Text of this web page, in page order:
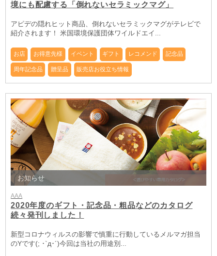
境にも配慮する「倒れないセラミックマグ」
アピデの隠れヒット商品、倒れないセラミックマグがテレビで
紹介されます！ 米国環境保護団体ワイルドエイ...
お店 お得意先様 イベント ギフト レコメンド 記念品
周年記念品 贈呈品 販売店お役立ち情報
お知らせ
AAA
2020年度のギフト・記念品・粗品などのカタログ
続々発刊しました！
新型コロナウィルスの影響で慎重に行動しているメルマガ担当
のYです(; ･`д･´)今回は当社の用途別...